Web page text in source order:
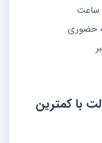
حضوری
با کمترین